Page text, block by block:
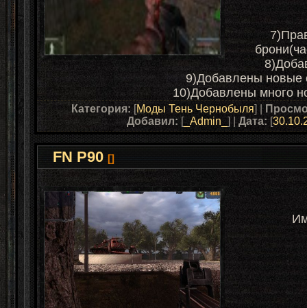
9)Добавлены новые
10)Добавлены много
Категория: [Моды Тень Чернобыля] |
Добавил: [_Admin_ ] | Дата: [
FN P90 []